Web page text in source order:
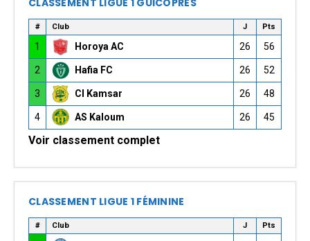
# Club J Pts
1 Horoya AC 26 56
2 Hafia FC 26 52
3 CI Kamsar 26 48
4 AS Kaloum 26 45
Voir classement complet
CLASSEMENT LIGUE 1 FÉMININE
# Club J Pts